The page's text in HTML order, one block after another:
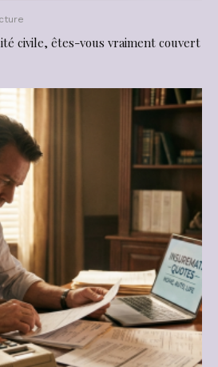
civile, êtes-vous vraiment couvert